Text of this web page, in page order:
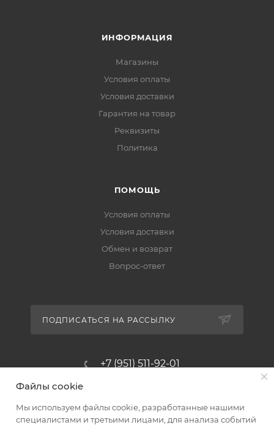
ИНФОРМАЦИЯ
Магазины
Условия оплаты
Условия доставки
Гарантия на товар
Реквизиты
Политика
ПОМОЩЬ
Условия оплаты
Условия доставки
Обмен и возврат
Вопрос-ответ
ПОДПИСАТЬСЯ НА РАССЫЛКУ
+7 (951) 511-92-01
Магазин-склад ТЦ "Альтус"
Файлы cookie
Мы используем файлы cookie, разработанные нашими
специалистами и третьими лицами, для анализа событий